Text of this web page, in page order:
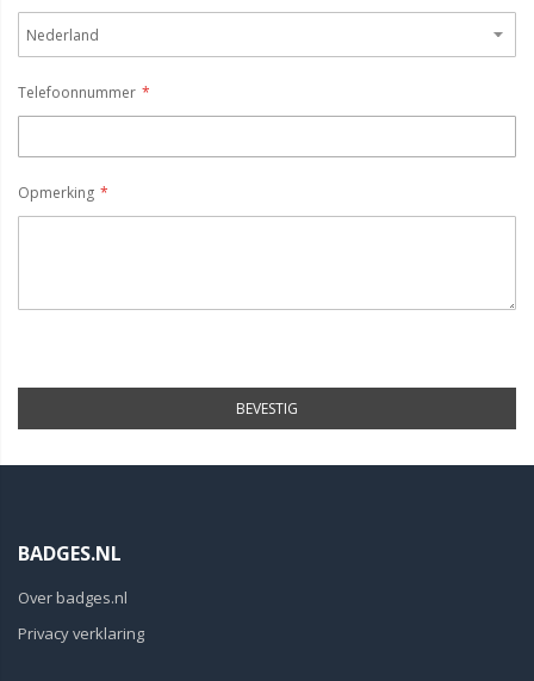
Telefoonnummer
Opmerking
BEVESTIG
BADGES.NL
Over badges.nl
Privacy verklaring